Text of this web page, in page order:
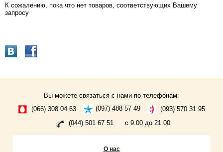
К сожалению, пока что нет товаров, соответствующих Вашему
запросу
Вы можете связаться с нами по телефонам:
(066) 308 04 63
(097) 488 57 49
(093) 570 31 95
(044) 501 67 51
с 9.00 до 21.00
О нас